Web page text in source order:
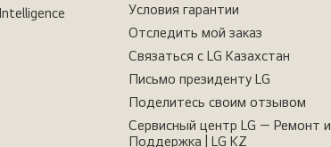
Условия гарантии
Отследить мой заказ
Связаться с LG Казахстан
Письмо президенту LG
Поделитесь своим отзывом
Сервисный центр LG — Ремонт и
Поддержка | LG KZ